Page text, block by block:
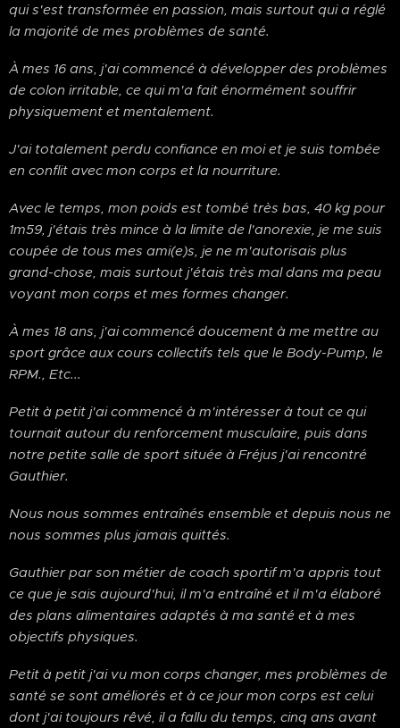
qui s'est transformée en passion, mais surtout qui a réglé
la majorité de mes problèmes de santé.
À mes 16 ans, j'ai commencé à développer des problèmes
de colon irritable, ce qui m'a fait énormément souffrir
physiquement et mentalement.
J'ai totalement perdu confiance en moi et je suis tombée
en conflit avec mon corps et la nourriture.
Avec le temps, mon poids est tombé très bas, 40 kg pour
1m59, j'étais très mince à la limite de l'anorexie, je me suis
coupée de tous mes ami(e)s, je ne m'autorisais plus
grand-chose, mais surtout j'étais très mal dans ma peau
voyant mon corps et mes formes changer.
À mes 18 ans, j'ai commencé doucement à me mettre au
sport grâce aux cours collectifs tels que le Body-Pump, le
RPM., Etc...
Petit à petit j'ai commencé à m'intéresser à tout ce qui
tournait autour du renforcement musculaire, puis dans
notre petite salle de sport située à Fréjus j'ai rencontré
Gauthier.
Nous nous sommes entraînés ensemble et depuis nous ne
nous sommes plus jamais quittés.
Gauthier par son métier de coach sportif m'a appris tout
ce que je sais aujourd'hui, il m'a entraîné et il m'a élaboré
des plans alimentaires adaptés à ma santé et à mes
objectifs physiques.
Petit à petit j'ai vu mon corps changer, mes problèmes de
santé se sont améliorés et à ce jour mon corps est celui
dont j'ai toujours rêvé, il a fallu du temps, cinq ans avant